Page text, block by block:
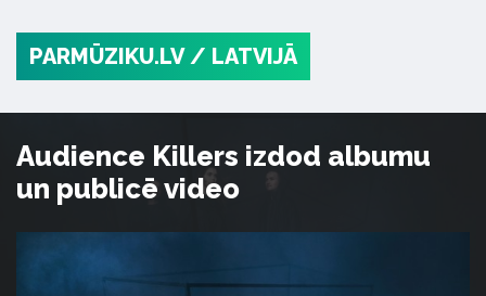
PARMŪZIKU.LV / LATVIJĀ
Audience Killers izdod albumu
un publicē video